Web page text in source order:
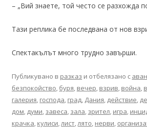
– „Вий знаете, той често се разхожда
Тази реплика бе последвана от нов
Спектакълът много трудно завърши.
Публикувано в разказ и отбелязано с
безпокойство, буря, вечер, взрив, война,
галерия, господа, град, Дания, действие,
дом, думи, завеса, зала, зрител, игра,
крачка, кулиси,лист,лято, нерви,